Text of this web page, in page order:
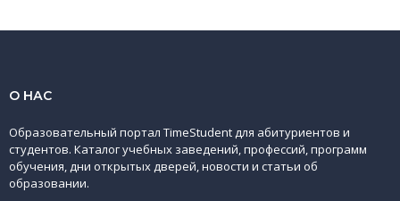
О НАС
Образовательный портал TimeStudent для абитуриентов и
студентов. Каталог учебных заведений, профессий, программ
обучения, дни открытых дверей, новости и статьи об
образовании.